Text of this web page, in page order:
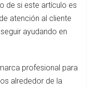
de si este artículo es
atención al cliente
ayudando en
profesional para
alrededor de la